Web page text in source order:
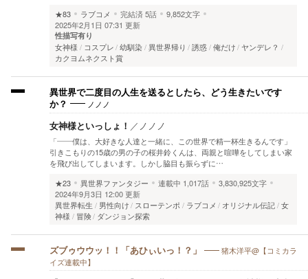
★83
ラブコメ 完結済5話
9,852文字
2025年2月1日 07:31 更新
性描写有り
女神様 コスプレ 幼馴染 異世界帰り 誘惑 俺だけ ヤンデレ？
カクヨムネクスト賞
異世界で二度目の人生を送るとしたら、どう生きたいです
か？
ノノノ
女神様といっしょ！ ／ ノノノ
「――僕は、大好きな人達と一緒に、この世界で精一杯生きるんです」
引きこもりの15歳の男の子の桜井鈴くんは、両親と喧嘩をしてしまい家
を飛び出してしまいます。しかし脇目も振らずに…
★23
異世界ファンタジー 連載中 1,017話
3,830,925文字
2024年9月3日 12:00 更新
異世界転生
男性向け スローテンポ ラブコメ オリジナル伝記 女
神様
冒険 ダンジョン探索
ズブゥウウッ！！「あひぃいっ！？」
猪木洋平@【コミカラ
イズ連載中】